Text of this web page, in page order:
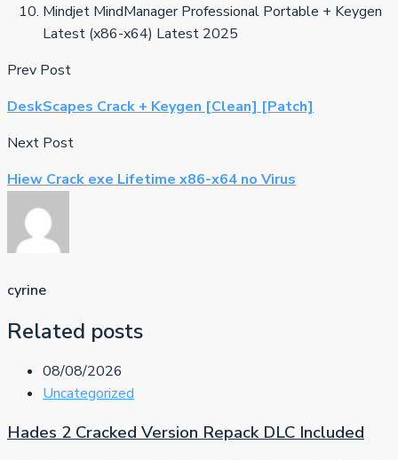
Mindjet MindManager Professional Portable + Keygen
Latest (x86-x64) Latest 2025
Prev Post
DeskScapes Crack + Keygen [Clean] [Patch]
Next Post
Hiew Crack exe Lifetime x86-x64 no Virus
cyrine
Related posts
08/08/2026
Uncategorized
Hades 2 Cracked Version Repack DLC Included